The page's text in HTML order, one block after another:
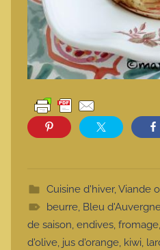
Cuisine d'hiver,Viande
beurre, Bleu
de saison, endives, fromage,
d'olive, jus d'orange, kiwi,